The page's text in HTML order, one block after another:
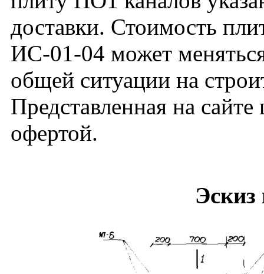
доставки. Стоимость
ИС-01-04 может
общей ситуации на
Представленная на
офертой.